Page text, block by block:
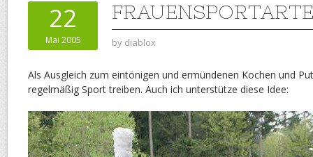
22
Mai 2005 by diablox
Als Ausgleich zum eintönigen und ermündenen Kochen und
regelmäßig Sport treiben. Auch ich unterstütze diese Idee: